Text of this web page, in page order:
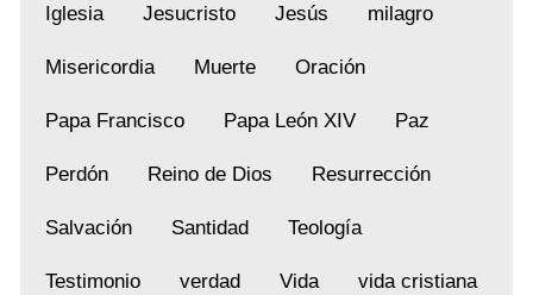
Iglesia Jesucristo Jesús milagro
Misericordia Muerte Oración
Papa Francisco Papa León XIV Paz
Perdón Reino de Dios Resurrección
Salvación Santidad Teología
Testimonio verdad Vida vida cristiana